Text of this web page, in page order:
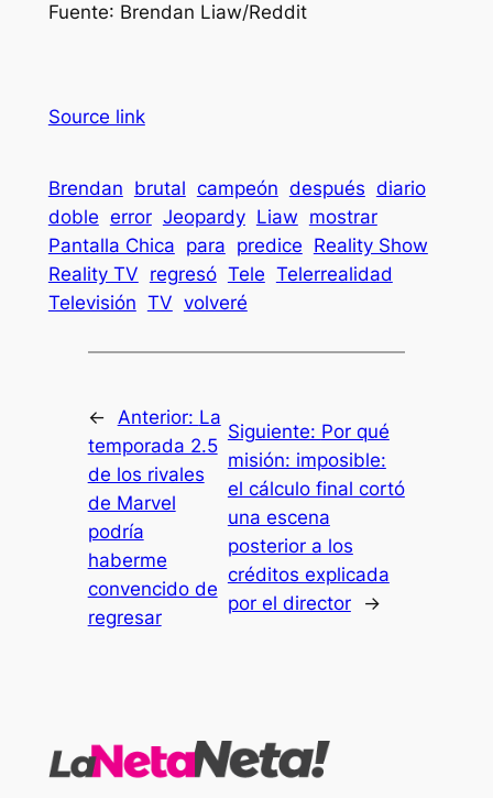
Fuente: Brendan Liaw/Reddit
Source link
Brendan brutal campeón después diario
doble error Jeopardy Liaw mostrar
Pantalla Chica para predice Reality Show
Reality TV regresó Tele Telerrealidad
Televisión TV volveré
← Anterior: La
temporada 2.5
de los rivales
de Marvel
podría
haberme
convencido de
regresar
Siguiente: Por qué
misión: imposible:
el cálculo final cortó
una escena
posterior a los
créditos explicada
por el director
→